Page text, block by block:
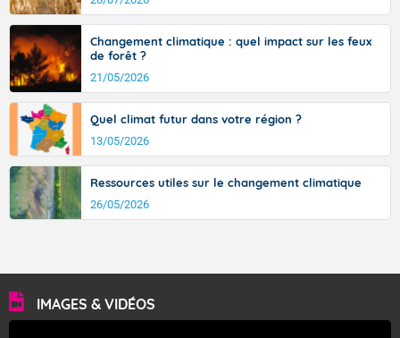
Changement climatique : quel impact sur les feux
de forêt ?
21/05/2026
Quel climat futur dans votre région ?
13/05/2026
Ressources utiles sur le changement climatique
26/05/2026
IMAGES & VIDÉOS